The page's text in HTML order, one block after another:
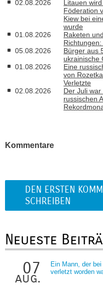
02.08.2026
Litauen
Föderation
Kiew bei
wurde
01.08.2026
Raketen
05.08.2026
Bürger aus
ukrainische
01.08.2026
Eine
von
Verletzte
02.08.2026
Der Juli
russischen
Kommentare
DEN ERSTEN
SCHREIBEN
Neueste
07
aug.
Ein Mann, der
verletzt worden